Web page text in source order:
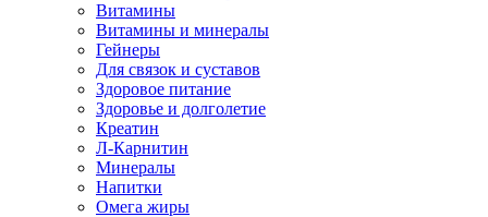
Витамины
Витамины и минералы
Гейнеры
Для связок и суставов
Здоровое питание
Здоровье и долголетие
Креатин
Л-Карнитин
Минералы
Напитки
Омега жиры